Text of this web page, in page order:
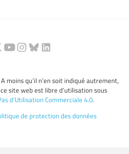
moins qu’il n’en soit indiqué autrement,
site web est libre d’utilisation sous
d’Utilisation Commerciale 4.0.
de protection des données